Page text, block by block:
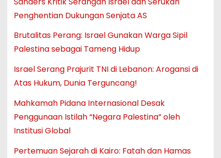
Penghentian Dukungan Senjata AS
Brutalitas Perang: Israel Gunakan Warga Sipil
Palestina sebagai Tameng Hidup
Israel Serang Prajurit TNI di Lebanon: Arogansi di
Atas Hukum, Dunia Terguncang!
Mahkamah Pidana Internasional Desak
Penggunaan Istilah “Negara Palestina” oleh
Institusi Global
Pertemuan Sejarah di Kairo: Fatah dan Hamas